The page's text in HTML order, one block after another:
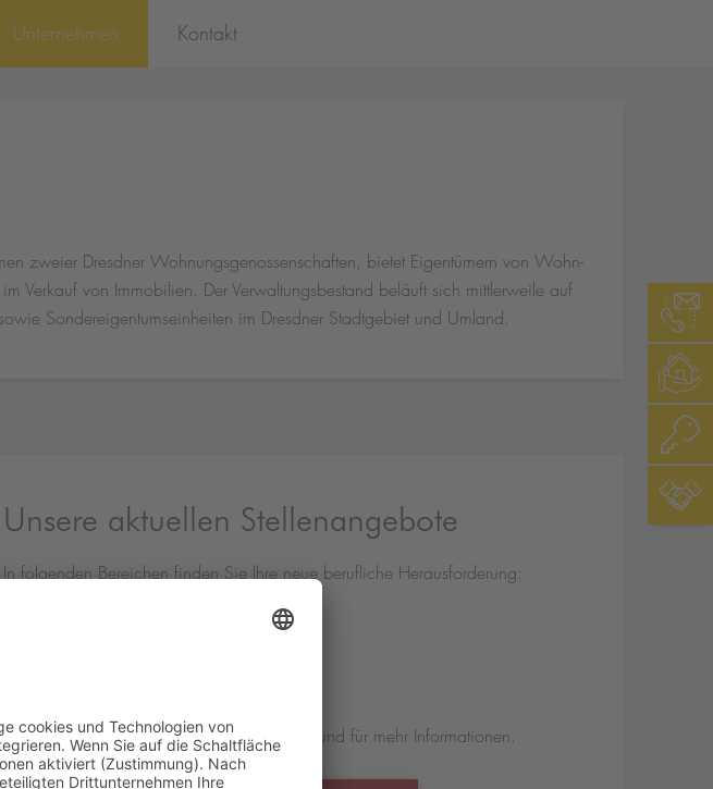
Unternehmen Kontakt
zweier Dresdner Wohnungsgenossenschaften, bietet Eigentümern von Wohn-
Verkauf von Immobilien. Der Verwaltungsbestand beläuft sich mittlerweile auf
Sondereigentumseinheiten im Dresdner Stadtgebiet und Umland.
Unsere aktuellen Stellenangebote
In folgenden Bereichen finden Sie Ihre neue berufliche Herausforderung:
Folgen Sie dem Link zu den offenen Stellen und für mehr Informationen.